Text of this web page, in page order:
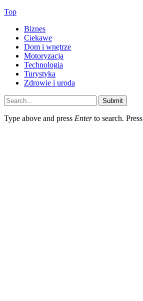
Top
Biznes
Ciekawe
Dom i wnętrze
Motoryzacja
Technologia
Turystyka
Zdrowie i uroda
Submit
Type above and press Enterto search. Press